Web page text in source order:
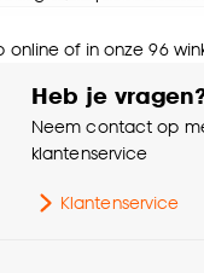
weten is dat je
online of in onze 96
Heb je
Neem contact op
klantenservice
Klantenservice